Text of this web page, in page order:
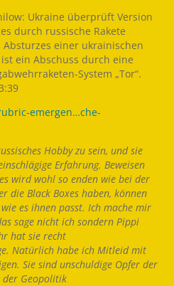
Ukraine überprüft Version
durch russische Rakete
einer ukrainischen
ein Abschuss durch eine
System „Tor“.
emergen…che-
Hobby zu sein, und sie
Erfahrung. Beweisen
wird wohl so enden wie bei der
die Black Boxes haben, können
es ihnen passt. Ich mache mir
sage nicht ich sondern Pippi
hat sie recht
Natürlich habe ich Mitleid mit
Sie sind unschuldige Opfer der
der Geopolitik